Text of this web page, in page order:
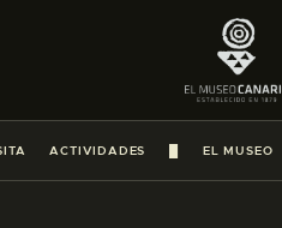
ACTIVIDADES EL MUSEO
LA VISITA